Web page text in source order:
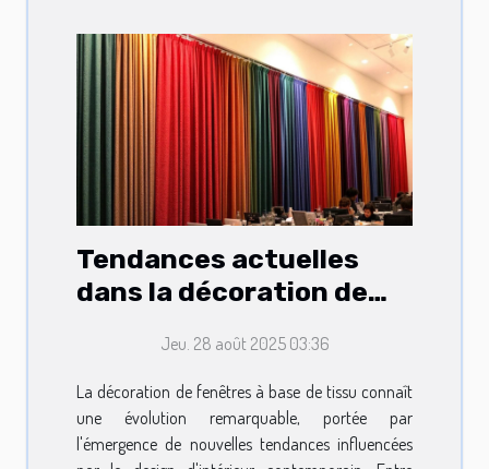
Tendances actuelles
dans la décoration de
Jeu. 28 août 2025 03:36
La décoration de fenêtres à base de tissu connaît
une évolution remarquable, portée par
l'émergence de nouvelles tendances influencées